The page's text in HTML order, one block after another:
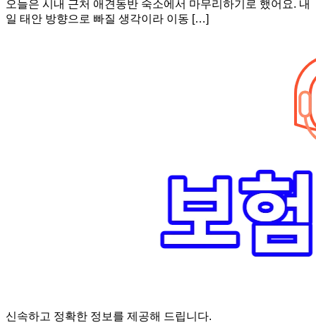
오늘은 시내 근처 애견동반 숙소에서 마무리하기로 했어요. 내
일 태안 방향으로 빠질 생각이라 이동 […]
신속하고 정확한 정보를 제공해 드립니다.